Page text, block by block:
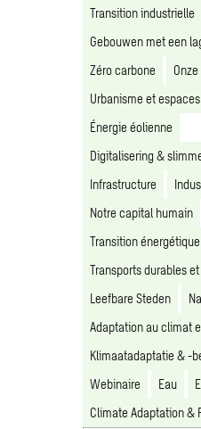
Transition industrielle
Gebouwen met een
Zéro carbone
Urbanisme et
Énergie éolienne
Digitalisering &
Infrastructure
Notre capital humain
Transition énergétique
Transports durables
Leefbare Steden
Adaptation au climat
Klimaatadaptatie & -
Webinaire
Eau
Climate Adaptation &